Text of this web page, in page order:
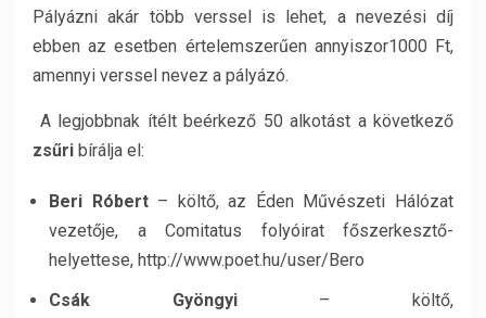
Pályázni akár több verssel is lehet, a nevezési díj
ebben az esetben értelemszerűen annyiszor1000 Ft,
amennyi verssel nevez a pályázó.
A legjobbnak ítélt beérkező 50 alkotást a következő
zsűri bírálja el:
Beri Róbert– költő, az Éden Művészeti Hálózat
vezetője, a Comitatus folyóirat főszerkesztő-
helyettese, http://www.poet.hu/user/Bero
Csák Gyöngyi– költő,